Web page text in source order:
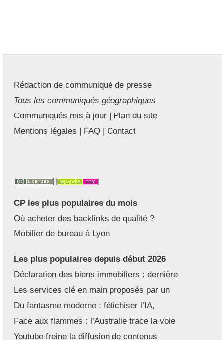
Rédaction de communiqué de presse
Tous les communiqués géographiques
Communiqués mis à jour | Plan du site
Mentions légales | FAQ | Contact
CP les plus populaires du mois
Où acheter des backlinks de qualité ?
Mobilier de bureau à Lyon
Les plus populaires depuis début 2026
Déclaration des biens immobiliers : dernière
Les services clé en main proposés par un
Du fantasme moderne : fétichiser l’IA,
Face aux flammes : l’Australie trace la voie
Youtube freine la diffusion de contenus